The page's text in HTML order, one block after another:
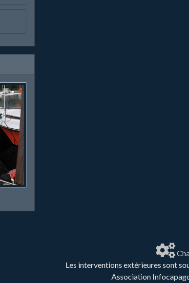
Les interventions extérieures sont
Association